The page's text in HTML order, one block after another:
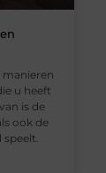
u heeft
is de
ook de